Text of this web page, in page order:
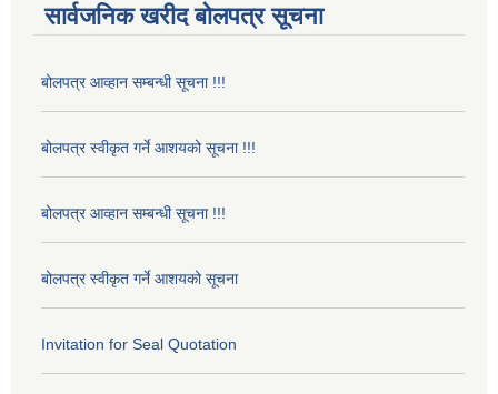
सार्वजनिक खरीद बोलपत्र सूचना
बोलपत्र आव्हान सम्बन्धी सूचना !!!
बोलपत्र स्वीकृत गर्ने आशयको सूचना !!!
बोलपत्र आव्हान सम्बन्धी सूचना !!!
बोलपत्र स्वीकृत गर्ने आशयको सूचना
Invitation for Seal Quotation